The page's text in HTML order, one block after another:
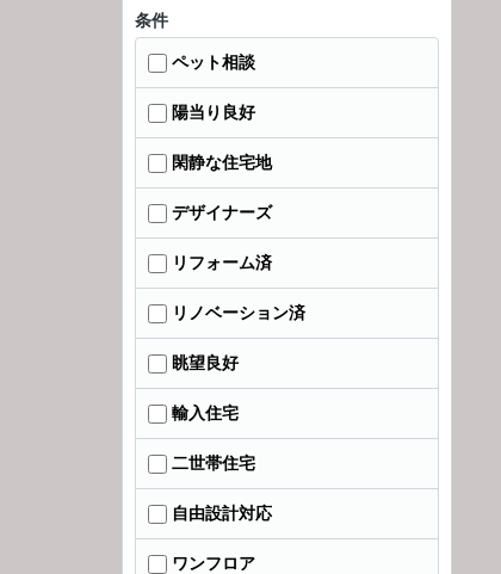
条件
ペット相談
陽当り良好
閑静な住宅地
デザイナーズ
リフォーム済
リノベーション済
眺望良好
輸入住宅
二世帯住宅
自由設計対応
ワンフロア